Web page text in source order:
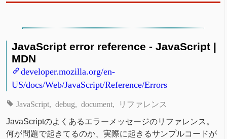
JavaScript error reference - JavaScript |
MDN
developer.mozilla.org/en-
US/docs/Web/JavaScript/Reference/Errors
JavaScript debug document リファレンス
JavaScriptのよくあるエラーメッセージのリファレンス。
何が問題で起きてるのか、実際に起きるサンプルコードが